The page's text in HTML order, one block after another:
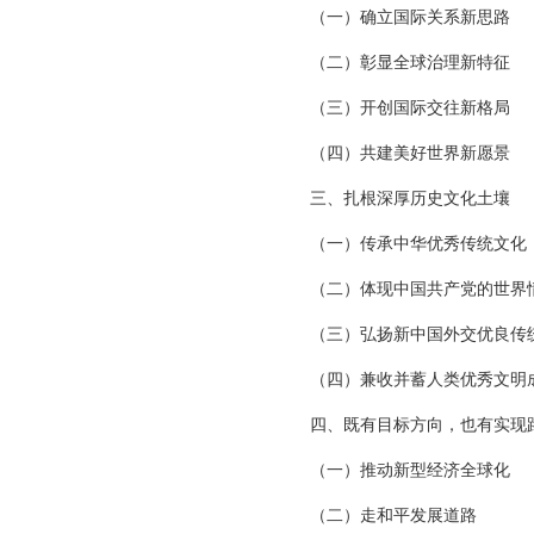
（一）确立国际关系新思路
（二）彰显全球治理新特征
（三）开创国际交往新格局
（四）共建美好世界新愿景
三、扎根深厚历史文化土壤
（一）传承中华优秀传统文化
（二）体现中国共产党的世界
（三）弘扬新中国外交优良传
（四）兼收并蓄人类优秀文明
四、既有目标方向，也有实现
（一）推动新型经济全球化
（二）走和平发展道路